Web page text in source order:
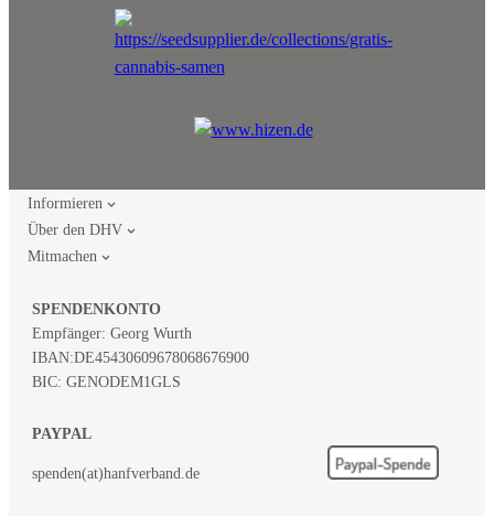
Informieren
Über den DHV
Mitmachen
SPENDENKONTO
Empfänger: Georg Wurth
IBAN:DE45430609678068676900
BIC: GENODEM1GLS
PAYPAL
spenden(at)hanfverband.de